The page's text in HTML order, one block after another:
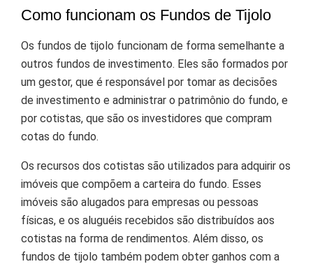
Como funcionam os Fundos de Tijolo
Os fundos de tijolo funcionam de forma semelhante a
outros fundos de investimento. Eles são formados por
um gestor, que é responsável por tomar as decisões
de investimento e administrar o patrimônio do fundo, e
por cotistas, que são os investidores que compram
cotas do fundo.
Os recursos dos cotistas são utilizados para adquirir os
imóveis que compõem a carteira do fundo. Esses
imóveis são alugados para empresas ou pessoas
físicas, e os aluguéis recebidos são distribuídos aos
cotistas na forma de rendimentos. Além disso, os
fundos de tijolo também podem obter ganhos com a